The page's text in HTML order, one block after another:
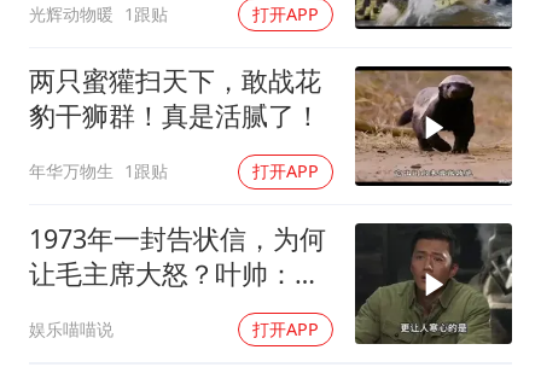
中国养老床位“三连降”
奋进开新局 实干挑大梁
光辉动物暖 1跟贴 打开APP
两只蜜獾扫天下，敢战花
豹干狮群！真是活腻了！
年华万物生 1跟贴 打开APP
1973年一封告状信，为何
让毛主席大怒？叶帅：杀
娱乐喵喵说 打开APP